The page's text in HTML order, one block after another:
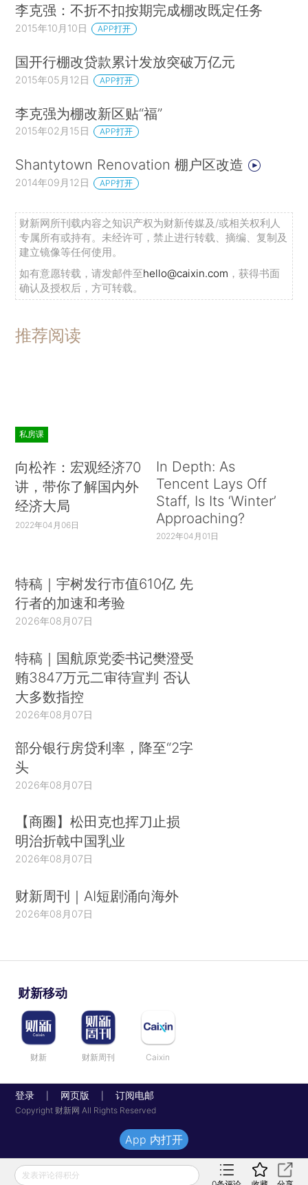
李克强：不折不扣按期完成棚改既定任务
2015年10月10日 APP打开
国开行棚改贷款累计发放突破万亿元
2015年05月12日 APP打开
李克强为棚改新区贴“福”
2015年02月15日 APP打开
Shantytown Renovation 棚户区改造
2014年09月12日 APP打开
财新网所刊载内容之知识产权为财新传媒及/或相关权利人
专属所有或持有。未经许可，禁止进行转载、摘编、复制及
建立镜像等任何使用。
如有意愿转载，请发邮件至hello@caixin.com ，获得书面
确认及授权后，方可转载。
推荐阅读
私房课
向松祚：宏观经济70
讲，带你了解国内外
经济大局
2022年04月06日
In Depth: As
Tencent Lays Off
Staff, Is Its ‘Winter’
Approaching?
2022年04月01日
特稿｜宇树发行市值610亿 先
行者的加速和考验
2026年08月07日
特稿｜国航原党委书记樊澄受
贿3847万元二审待宣判 否认
大多数指控
2026年08月07日
部分银行房贷利率，降至“2字
头
2026年08月07日
【商圈】松田克也挥刀止损
明治折戟中国乳业
2026年08月07日
财新周刊｜AI短剧涌向海外
2026年08月07日
财新移动
财新 财新周刊 Caixin
登录 网页版 订阅电邮
Copyright 财新网 All Rights Reserved
发表评论得积分
App 内打开